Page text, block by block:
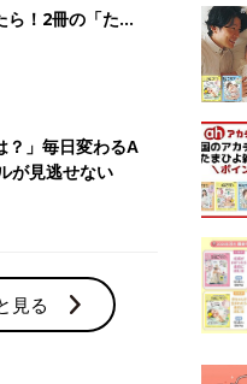
ら！2冊の「たま
？」毎日変わるA
が見逃せない
見る